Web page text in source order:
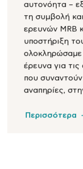
αυτονόητα –
τη συμβολή
ερευνών MRB
υποστήριξη
έρευνα για τις
που συναντούν
αναπηρίες,
Περισσότερα